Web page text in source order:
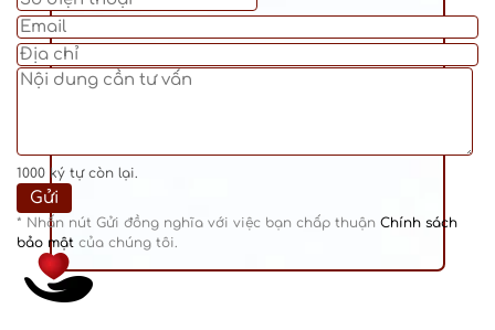
1000 ký tự còn lại.
* Nhấn nút Gửi đồng nghĩa với việc bạn chấp thuận Chính sách
bảo mật của chúng tôi.